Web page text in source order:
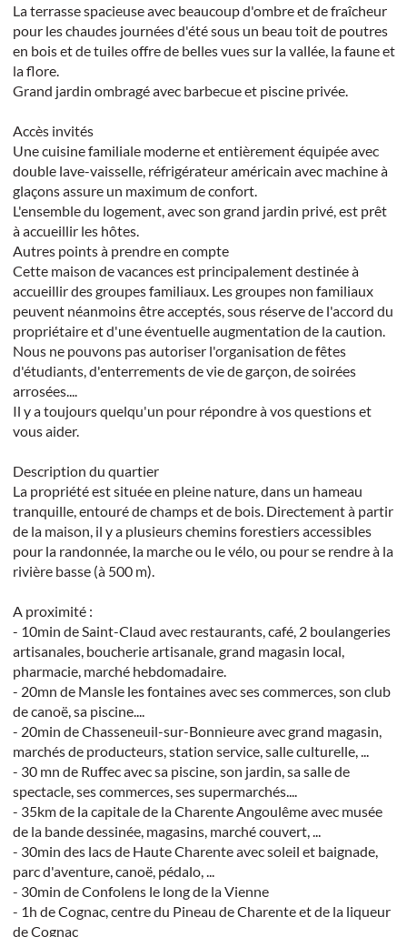
La terrasse spacieuse avec beaucoup d'ombre et de fraîcheur
pour les chaudes journées d'été sous un beau toit de poutres
en bois et de tuiles offre de belles vues sur la vallée, la faune et
la flore.
Grand jardin ombragé avec barbecue et piscine privée.
Accès invités
Une cuisine familiale moderne et entièrement équipée avec
double lave-vaisselle, réfrigérateur américain avec machine à
glaçons assure un maximum de confort.
L'ensemble du logement, avec son grand jardin privé, est prêt
à accueillir les hôtes.
Autres points à prendre en compte
Cette maison de vacances est principalement destinée à
accueillir des groupes familiaux. Les groupes non familiaux
peuvent néanmoins être acceptés, sous réserve de l'accord du
propriétaire et d'une éventuelle augmentation de la caution.
Nous ne pouvons pas autoriser l'organisation de fêtes
d'étudiants, d'enterrements de vie de garçon, de soirées
arrosées....
Il y a toujours quelqu'un pour répondre à vos questions et
vous aider.
Description du quartier
La propriété est située en pleine nature, dans un hameau
tranquille, entouré de champs et de bois. Directement à partir
de la maison, il y a plusieurs chemins forestiers accessibles
pour la randonnée, la marche ou le vélo, ou pour se rendre à la
rivière basse (à 500 m).
A proximité :
- 10min de Saint-Claud avec restaurants, café, 2 boulangeries
artisanales, boucherie artisanale, grand magasin local,
pharmacie, marché hebdomadaire.
- 20mn de Mansle les fontaines avec ses commerces, son club
de canoë, sa piscine....
- 20min de Chasseneuil-sur-Bonnieure avec grand magasin,
marchés de producteurs, station service, salle culturelle, ...
- 30 mn de Ruffec avec sa piscine, son jardin, sa salle de
spectacle, ses commerces, ses supermarchés....
- 35km de la capitale de la Charente Angoulême avec musée
de la bande dessinée, magasins, marché couvert, ...
- 30min des lacs de Haute Charente avec soleil et baignade,
parc d'aventure, canoë, pédalo, ...
- 30min de Confolens le long de la Vienne
- 1h de Cognac, centre du Pineau de Charente et de la liqueur
de Cognac